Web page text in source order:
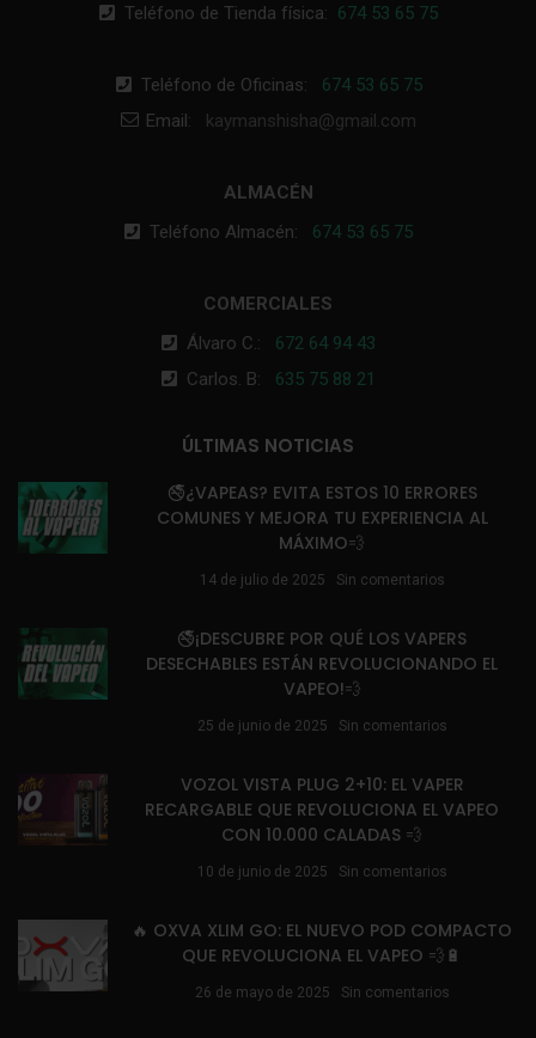
Teléfono de Tienda física: 674 53 65 75
Teléfono de Oficinas: 674 53 65 75
Email: kaymanshisha@gmail.com
ALMACÉN
Teléfono Almacén: 674 53 65 75
COMERCIALES
Álvaro C.: 672 64 94 43
Carlos. B: 635 75 88 21
ÚLTIMAS NOTICIAS
🚭¿VAPEAS? EVITA ESTOS 10 ERRORES
COMUNES Y MEJORA TU EXPERIENCIA AL
MÁXIMO💨
14 de julio de 2025 Sin comentarios
🚭¡DESCUBRE POR QUÉ LOS VAPERS
DESECHABLES ESTÁN REVOLUCIONANDO EL
VAPEO!💨
25 de junio de 2025 Sin comentarios
VOZOL VISTA PLUG 2+10: EL VAPER
RECARGABLE QUE REVOLUCIONA EL VAPEO
CON 10.000 CALADAS 💨
10 de junio de 2025 Sin comentarios
🔥 OXVA XLIM GO: EL NUEVO POD COMPACTO
QUE REVOLUCIONA EL VAPEO 💨🔋
26 de mayo de 2025 Sin comentarios